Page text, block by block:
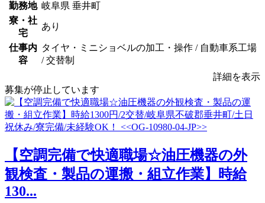
勤務地 岐阜県 垂井町
寮・社
宅
あり
仕事内
容
タイヤ・ミニショベルの加工・操作 / 自動車系工場
/ 交替制
詳細を表示
募集が停止しています
【空調完備で快適職場☆油圧機器の外
観検査・製品の運搬・組立作業】時給
130...